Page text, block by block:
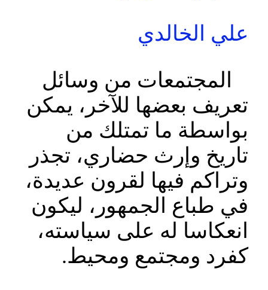
علي الخالدي
المجتمعات من وسائل
تعريف بعضها للآخر، يمكن
بواسطة ما تمتلك من
تاريخ وإرث حضاري، تجذر
وتراكم فيها لقرون عديدة،
في طباع الجمهور، ليكون
انعكاسا له على سياسته،
كفرد ومجتمع ومحيط.